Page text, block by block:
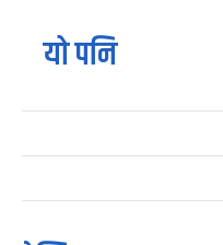
यो पनि